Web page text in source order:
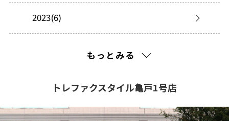
2023(6)
2020(210)
もっとみる
トレファクスタイル亀戸1号店